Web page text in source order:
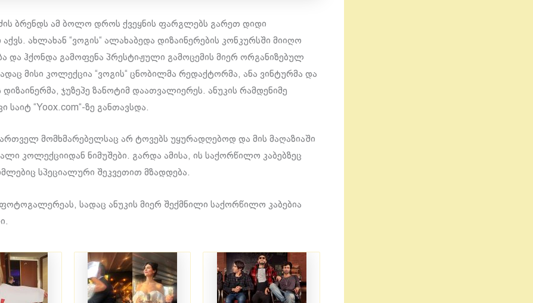
ბრენდს ამ ბოლო დროს ქვეყნის ფარგლებს გარეთ დიდი
აქვს. ახლახან “ვოგის“ ალახაბედა დიზაინერების კონკურსში მიიღო
და ჰქონდა გამოფენა პრესტიჟული გამოცემის მიერ ორგანიზებულ
მისი კოლექცია “ვოგის“ ცნობილმა რედაქტორმა, ანა ვინტურმა და
ჯუზეპე ზანოტიმ დაათვალიერეს. ანუკის რამდენიმე
საიტ “Yoox.com“-ზე განთავსდა.
მომხმარებელსაც არ ტოვებს უყურადღებოდ და მის მაღაზიაში
კოლექციიდან ნიმუშები. გარდა ამისა, ის საქორწილო კაბებზეც
სპეციალური შეკვეთით მზადდება.
სადაც ანუკის მიერ შექმნილი საქორწილო კაბებია